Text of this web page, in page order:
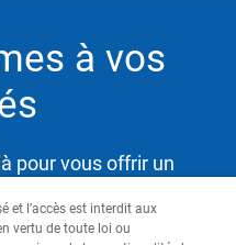
à vos
pour vous offrir un
à atteindre vos
et l’accès est interdit aux
vertu de toute loi ou